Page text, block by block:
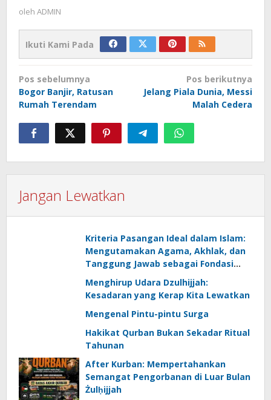
oleh ADMIN
Ikuti Kami Pada
Navigasi
pos
Pos sebelumnya
Bogor Banjir, Ratusan
Rumah Terendam
Pos berikutnya
Jelang Piala Dunia, Messi
Malah Cedera
Jangan Lewatkan
Kriteria Pasangan Ideal dalam Islam:
Mengutamakan Agama, Akhlak, dan
Tanggung Jawab sebagai Fondasi
Rumah Tangga Berkah
Menghirup Udara Dzulhijjah:
Kesadaran yang Kerap Kita Lewatkan
‎Mengenal Pintu-pintu Surga
Hakikat Qurban Bukan Sekadar Ritual
Tahunan
After Kurban: Mempertahankan
Semangat Pengorbanan di Luar Bulan
Żulḥijjah